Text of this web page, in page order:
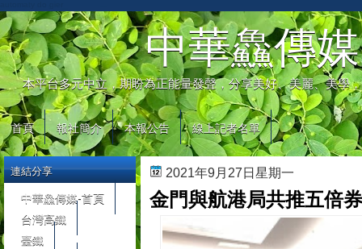
中華鱻傳媒
本平台多元中立，期盼為正能量發聲，分享美好、美麗、美學
首頁 報社簡介 本報公告 線上記者名單
2021年9月27日星期一
金門與航港局共推五倍
連結分享
中華鱻傳媒-首頁
台灣高鐵
臺鐵